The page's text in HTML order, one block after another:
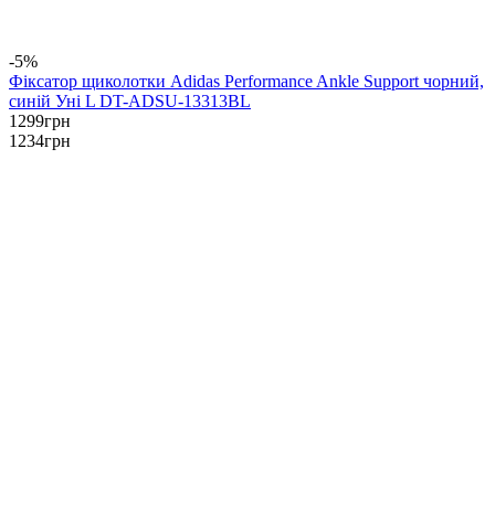
-5%
Фіксатор щиколотки Adidas Performance Ankle Support чорний,
синій Уні L DT-ADSU-13313BL
1299грн
1234грн